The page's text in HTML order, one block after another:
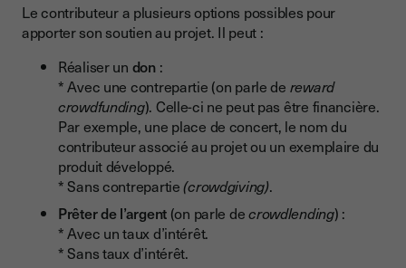
Le contributeur a plusieurs options possibles pour
apporter son soutien au projet. Il peut :
Réaliser un don:
* Avec une contrepartie (on parle de reward
crowdfunding). Celle-ci ne peut pas être financière.
Par exemple, une place de concert, le nom du
contributeur associé au projet ou un exemplaire du
produit développé.
* Sans contrepartie(crowdgiving).
Prêter de l’argent(on parle decrowdlending) :
* Avec un taux d’intérêt.
* Sans taux d’intérêt.